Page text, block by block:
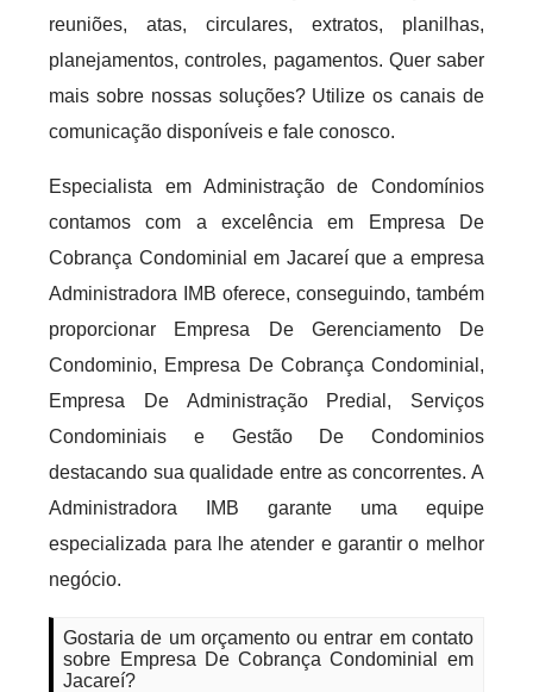
reuniões, atas, circulares, extratos, planilhas,
planejamentos, controles, pagamentos. Quer saber
mais sobre nossas soluções? Utilize os canais de
comunicação disponíveis e fale conosco.
Especialista em Administração de Condomínios
contamos com a excelência em Empresa De
Cobrança Condominial em Jacareí que a empresa
Administradora IMB oferece, conseguindo, também
proporcionar Empresa De Gerenciamento De
Condominio, Empresa De Cobrança Condominial,
Empresa De Administração Predial, Serviços
Condominiais e Gestão De Condominios
destacando sua qualidade entre as concorrentes. A
Administradora IMB garante uma equipe
especializada para lhe atender e garantir o melhor
negócio.
Gostaria de um orçamento ou entrar em contato
sobre Empresa De Cobrança Condominial em
Jacareí?